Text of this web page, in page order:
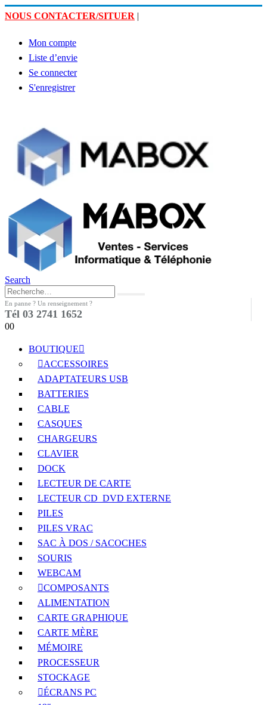
NOUS CONTACTER/SITUER |
Mon compte
Liste d’envie
Se connecter
S'enregistrer
Search
En panne ? Un renseignement ?
Tél 03 2741 1652
00
BOUTIQUE
ACCESSOIRES
ADAPTATEURS USB
BATTERIES
CABLE
CASQUES
CHARGEURS
CLAVIER
DOCK
LECTEUR DE CARTE
LECTEUR CD_DVD EXTERNE
PILES
PILES VRAC
SAC À DOS / SACOCHES
SOURIS
WEBCAM
COMPOSANTS
ALIMENTATION
CARTE GRAPHIQUE
CARTE MÈRE
MÉMOIRE
PROCESSEUR
STOCKAGE
ÉCRANS PC